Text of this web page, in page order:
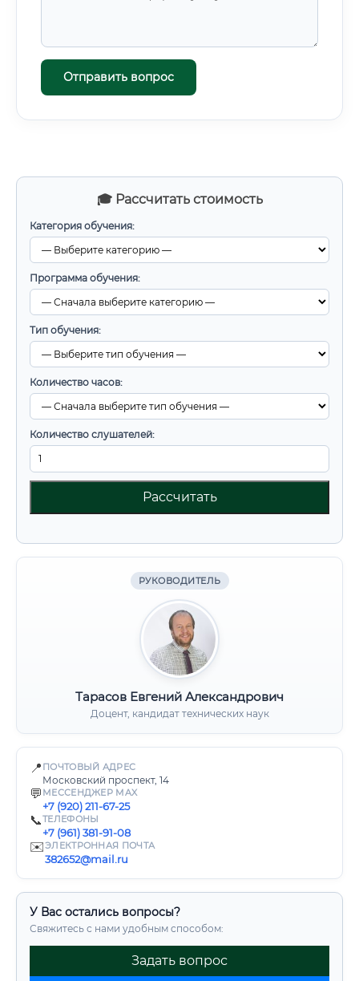
🎓 Рассчитать стоимость
Категория обучения:
Программа обучения:
Тип обучения:
Количество часов:
Количество слушателей:
Рассчитать
РУКОВОДИТЕЛЬ
Тарасов Евгений Александрович
Доцент, кандидат технических наук
📍 ПОЧТОВЫЙ АДРЕС
Московский проспект, 14
💬 МЕССЕНДЖЕР MAX
+7 (920) 211-67-25
📞ТЕЛЕФОНЫ
+7 (961) 381-91-08
✉️ЭЛЕКТРОННАЯ ПОЧТА
382652@mail.ru
У Вас остались вопросы?
Свяжитесь с нами удобным способом:
Задать вопрос
Отправить вопрос